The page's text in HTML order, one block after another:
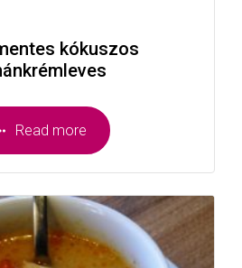
kókuszos
Read more